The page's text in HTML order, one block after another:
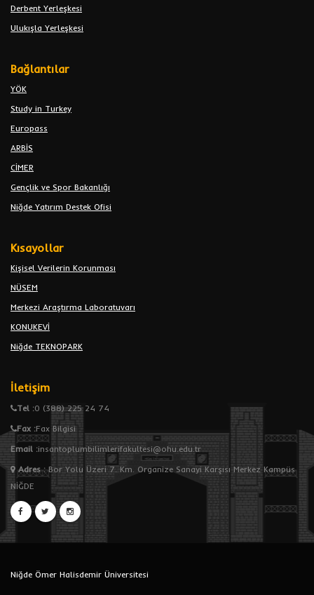
Derbent Yerleşkesi
Ulukışla Yerleşkesi
Bağlantılar
YÖK
Study in Turkey
Europass
ARBİS
CİMER
Gençlik ve Spor Bakanlığı
Niğde Yatırım Destek Ofisi
Kısayollar
Kişisel Verilerin Korunması
NÜSEM
Merkezi Araştırma Laboratuvarı
KONUKEVİ
Niğde TEKNOPARK
İletişim
Tel :0 (388) 225 24 74
Fax :Fax Bilgisi
Email :insantoplumbilimlerifakultesi@ohu.edu.tr
Adres:Bor Yolu Üzeri 7. Km. Organize Sanayi Karşısı Merkez Kampüs
NİĞDE
Niğde Ömer Halisdemir Üniversitesi